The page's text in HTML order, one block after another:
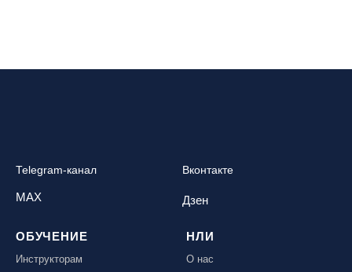
Telegram-канал Вконтакте
MAX Дзен
ОБУЧЕНИЕ
Инструкторам
НЛИ
О нас